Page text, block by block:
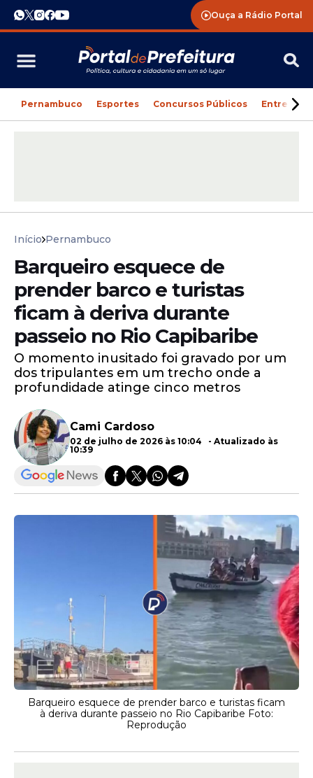
Ouça a Rádio Portal
Pernambuco Esportes Concursos Públicos
Início Pernambuco
Barqueiro esquece de
prender barco e turistas
ficam à deriva durante
passeio no Rio Capibaribe
O momento inusitado foi gravado por um
dos tripulantes em um trecho onde a
profundidade atinge cinco metros
Cami Cardoso
02 de julho de 2026 às 10:04 - Atualizado às
10:39
Barqueiro esquece de prender barco e turistas ficam
à deriva durante passeio no Rio Capibaribe Foto:
Reprodução